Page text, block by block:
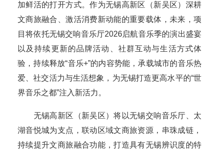
加鲜活的打开方式。作为无锡高新区（新吴区）深耕
文商旅融合、激活消费新动能的重要载体，未来，项
目将依托无锡交响音乐厅2026启航音乐季的演出盛宴
以及持续更新的品牌活动、社群互动与生活方式体
验，持续释放“音乐+”的内容势能，承载城市的音乐热
爱、社交活力与生活想象，为无锡打造更高水平的“世
界音乐之都”注入新活力。
无锡高新区（新吴区）将以无锡交响音乐厅、太
湖音悦城为支点，联动区域文商旅资源，串珠成链，
持续提升文商旅融合功能，打造具有无锡辨识度的特